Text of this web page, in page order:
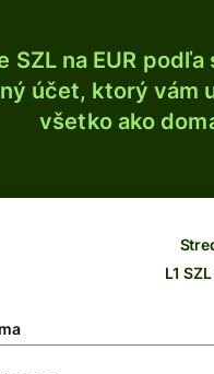
SZL na EUR
účet, ktorý vám
všetko ako
L1